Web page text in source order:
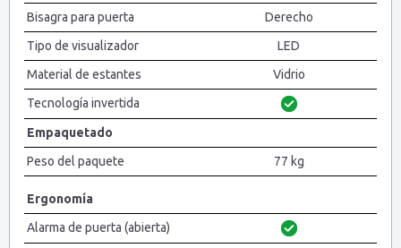
Bisagra para puerta
Derecho
Tipo de visualizador
LED
Material de estantes
Vidrio
Tecnología invertida
Empaquetado
Peso del paquete
77 kg
Ergonomía
Alarma de puerta (abierta)